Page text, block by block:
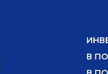
В